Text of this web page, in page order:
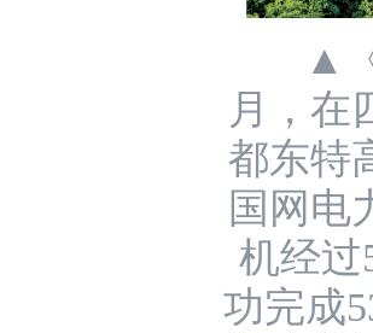
▲
月，在
都东特
国网电
机经过
功完成